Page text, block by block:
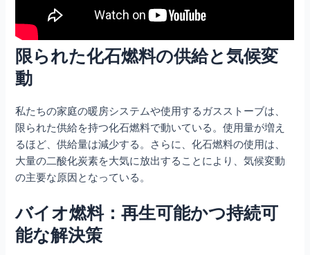
限られた化石燃料の供給と気候変
動
私たちの家庭の暖房システムや使用するガスストーブは、
限られた供給を持つ化石燃料で動いている。使用量が増え
るほど、供給量は減少する。さらに、化石燃料の使用は、
大量の二酸化炭素を大気に放出することにより、気候変動
の主要な原因となっている。
バイオ燃料：再生可能かつ持続可
能な解決策